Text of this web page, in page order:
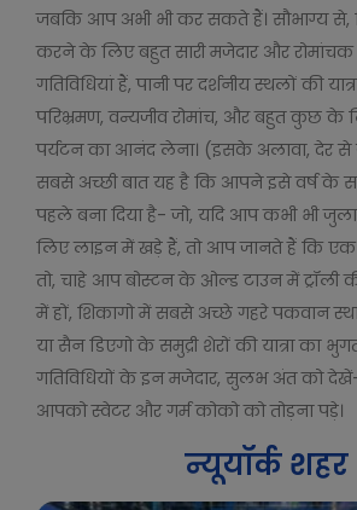
जबकि आप अभी भी कर सकते हैं। सौभाग्य
करने के लिए बहुत सारी मजेदार और रोमांचक
गतिविधियां हैं, पानी पर दर्शनीय स्थलों की
परिभ्रमण, वन्यजीव रोमांच, और बहुत कुछ के
पर्यटन का आनंद लेना। (इसके अलावा, देर से
सबसे अच्छी बात यह है कि आपने इसे वर्ष के
पहले बना दिया है- जो, यदि आप कभी भी
लिए लाइन में खड़े हैं, तो आप जानते हैं कि एक
तो, चाहे आप बोस्टन के ओल्ड टाउन में ट्रॉली
में हों, शिकागो में सबसे अच्छे गहरे पकवान
या सैन डिएगो के समुद्री शेरों की यात्रा का
गतिविधियों के इन मजेदार, सुलभ अंत को
आपको स्वेटर और गर्म कोको को तोड़ना पड़े।
न्यूयॉर्क शहर